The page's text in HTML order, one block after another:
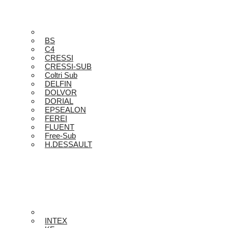
BS
C4
CRESSI
CRESSI-SUB
Coltri Sub
DELFIN
DOLVOR
DORIAL
EPSEALON
FEREI
FLUENT
Free-Sub
H.DESSAULT
INTEX